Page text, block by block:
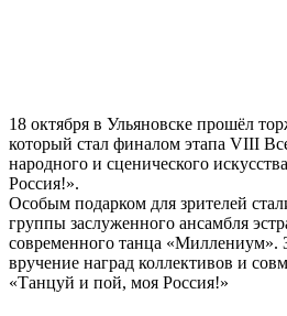
18 октября в Ульяновске прошёл
который стал финалом этапа VIII
народного и сценического
Россия!».
Особым подарком для зрителей
группы заслуженного ансамбля
современного танца «Миллениум».
вручение наград коллективов и
«Танцуй и пой, моя Россия!»